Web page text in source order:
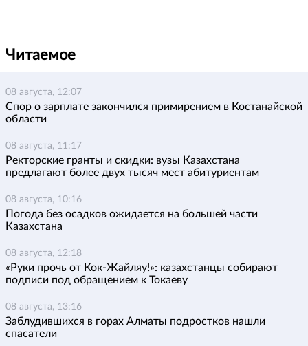
Читаемое
08 августа, 12:07
Спор о зарплате закончился примирением в Костанайской
области
08 августа, 11:17
Ректорские гранты и скидки: вузы Казахстана
предлагают более двух тысяч мест абитуриентам
08 августа, 10:16
Погода без осадков ожидается на большей части
Казахстана
08 августа, 12:18
«Руки прочь от Кок-Жайляу!»: казахстанцы собирают
подписи под обращением к Токаеву
08 августа, 13:16
Заблудившихся в горах Алматы подростков нашли
спасатели